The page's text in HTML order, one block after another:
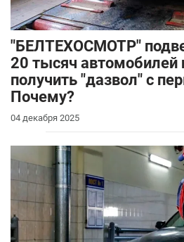
"БЕЛТЕХОСМОТР"
20 тысяч автомобилей
получить "дазвол" с
Почему?
04 декабря 2025